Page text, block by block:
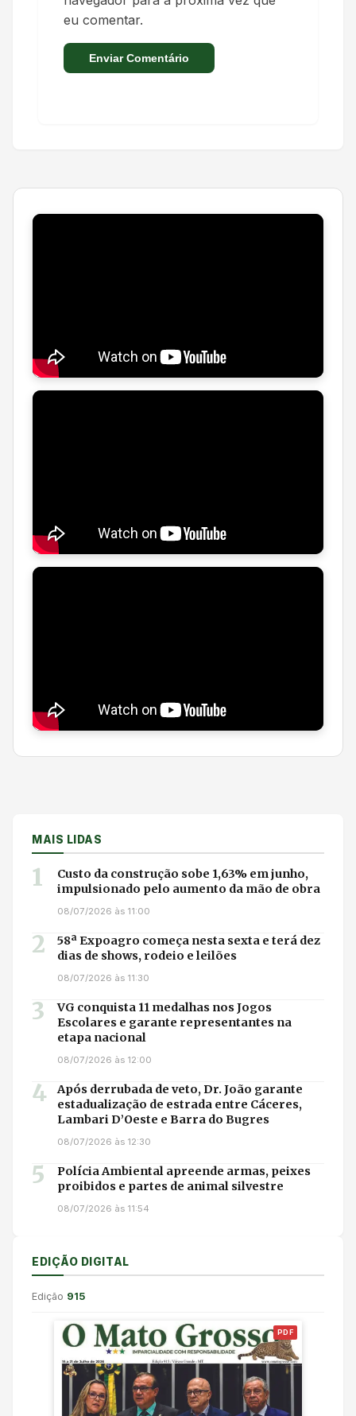
eu comentar.
MAIS LIDAS
1
Custo da construção sobe 1,63% em junho,
impulsionado pelo aumento da mão de obra
08/07/2026 às 11:00
2
58ª Expoagro começa nesta sexta e terá dez
dias de shows, rodeio e leilões
08/07/2026 às 11:30
3
VG conquista 11 medalhas nos Jogos
Escolares e garante representantes na
etapa nacional
08/07/2026 às 12:00
4
Após derrubada de veto, Dr. João garante
estadualização de estrada entre Cáceres,
Lambari D’Oeste e Barra do Bugres
08/07/2026 às 12:30
5
Polícia Ambiental apreende armas, peixes
proibidos e partes de animal silvestre
08/07/2026 às 11:54
EDIÇÃO DIGITAL
Edição 915
PDF